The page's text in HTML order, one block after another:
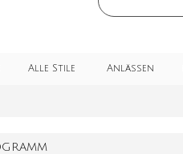
Alle Stile Anlässen